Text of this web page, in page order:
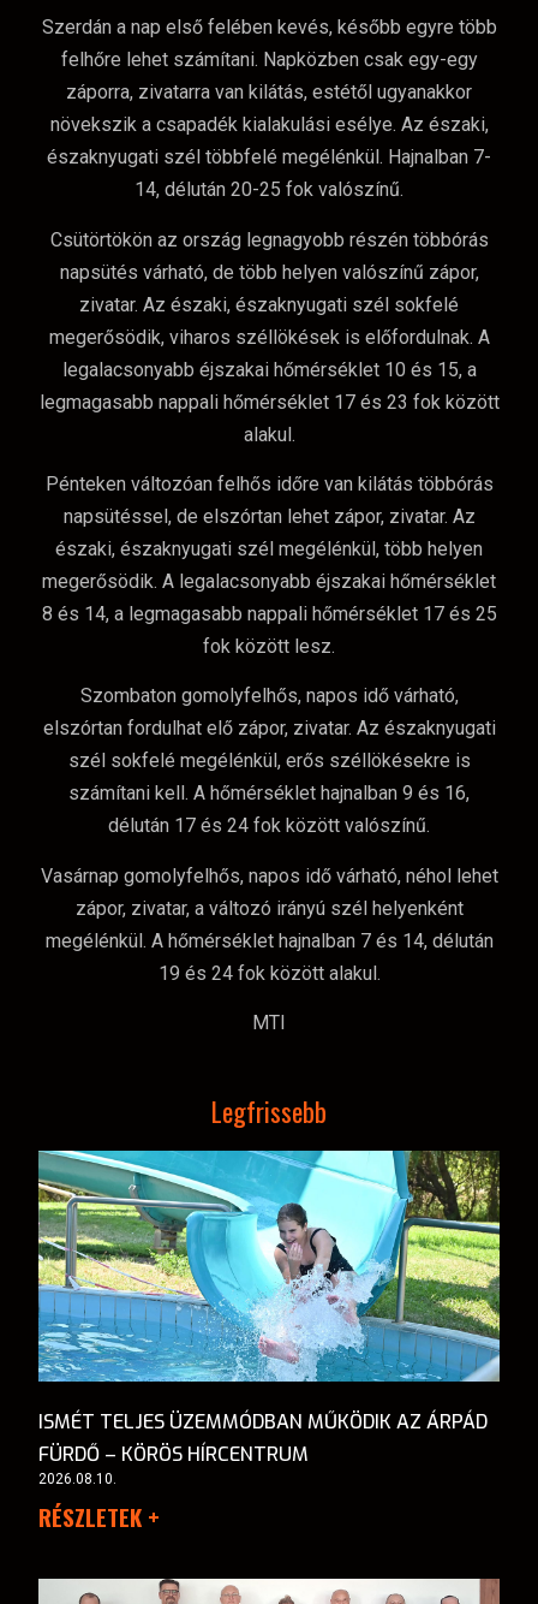
Szerdán a nap első felében kevés, később egyre több
felhőre lehet számítani. Napközben csak egy-egy
záporra, zivatarra van kilátás, estétől ugyanakkor
növekszik a csapadék kialakulási esélye. Az északi,
északnyugati szél többfelé megélénkül. Hajnalban 7-
14, délután 20-25 fok valószínű.
Csütörtökön az ország legnagyobb részén többórás
napsütés várható, de több helyen valószínű zápor,
zivatar. Az északi, északnyugati szél sokfelé
megerősödik, viharos széllökések is előfordulnak. A
legalacsonyabb éjszakai hőmérséklet 10 és 15, a
legmagasabb nappali hőmérséklet 17 és 23 fok között
alakul.
Pénteken változóan felhős időre van kilátás többórás
napsütéssel, de elszórtan lehet zápor, zivatar. Az
északi, északnyugati szél megélénkül, több helyen
megerősödik. A legalacsonyabb éjszakai hőmérséklet
8 és 14, a legmagasabb nappali hőmérséklet 17 és 25
fok között lesz.
Szombaton gomolyfelhős, napos idő várható,
elszórtan fordulhat elő zápor, zivatar. Az északnyugati
szél sokfelé megélénkül, erős széllökésekre is
számítani kell. A hőmérséklet hajnalban 9 és 16,
délután 17 és 24 fok között valószínű.
Vasárnap gomolyfelhős, napos idő várható, néhol lehet
zápor, zivatar, a változó irányú szél helyenként
megélénkül. A hőmérséklet hajnalban 7 és 14, délután
19 és 24 fok között alakul.
MTI
Legfrissebb
ISMÉT TELJES ÜZEMMÓDBAN MŰKÖDIK AZ ÁRPÁD
FÜRDŐ – KÖRÖS HÍRCENTRUM
2026.08.10.
RÉSZLETEK +